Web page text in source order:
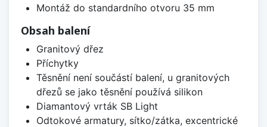
Montáž do standardního otvoru 35 mm
Obsah balení
Granitový dřez
Příchytky
Těsnění není součástí balení, u granitových
dřezů se jako těsnění používá silikon
Diamantový vrták SB Light
Odtokové armatury, sítko/zátka, excentrické